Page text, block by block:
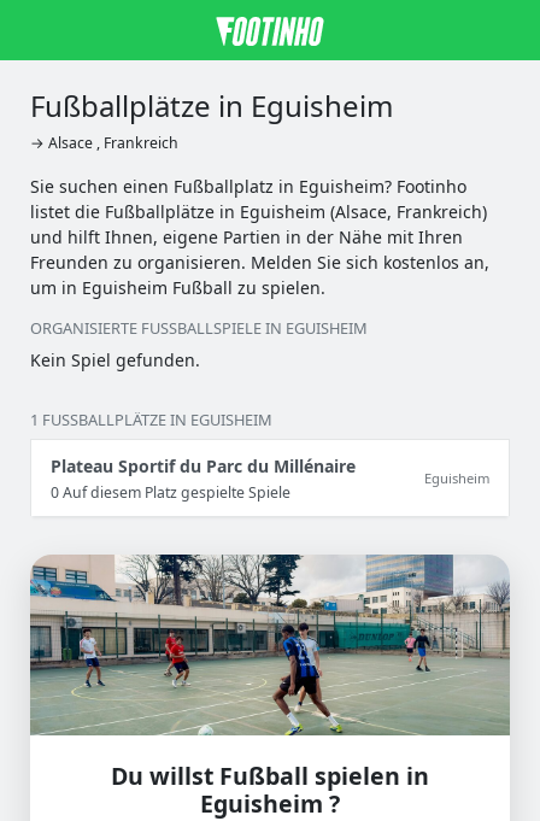
Fußballplätze in Eguisheim
→ Alsace , Frankreich
Sie suchen einen Fußballplatz in Eguisheim? Footinho
listet die Fußballplätze in Eguisheim (Alsace, Frankreich)
und hilft Ihnen, eigene Partien in der Nähe mit Ihren
Freunden zu organisieren. Melden Sie sich kostenlos an,
um in Eguisheim Fußball zu spielen.
ORGANISIERTE FUSSBALLSPIELE IN EGUISHEIM
Kein Spiel gefunden.
1 FUSSBALLPLÄTZE IN EGUISHEIM
Plateau Sportif du Parc du Millénaire
0 Auf diesem Platz gespielte Spiele
Eguisheim
Du willst Fußball spielen in
Eguisheim ?